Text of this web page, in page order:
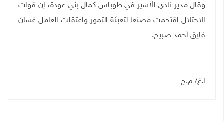
وقال مدير نادي الأسير في طوباس كمال بني عودة، إن قوات
الاحتلال اقتحمت مصنعا لتعبئة التمور واعتقلت العامل غسان
فايق أحمد صبيح.
ـــ
ا.غ/ م.ج